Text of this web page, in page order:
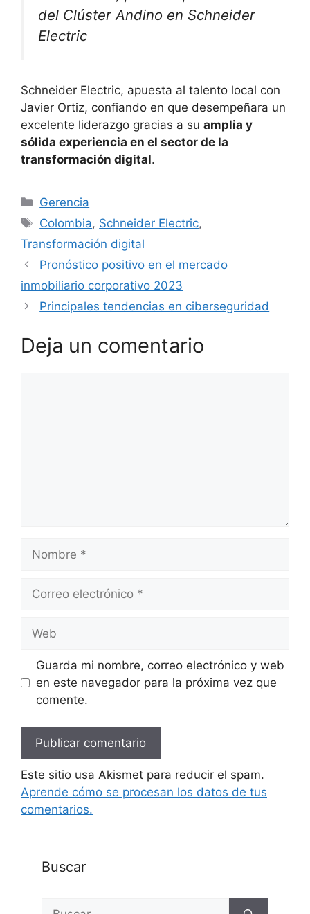
del Clúster Andino en Schneider
Electric
Schneider Electric, apuesta al talento local con
Javier Ortiz, confiando en que desempeñara un
excelente liderazgo gracias a su amplia y
sólida experiencia en el sector de la
transformación digital.
Categorías
Gerencia
Etiquetas
Colombia, Schneider Electric,
Transformación digital
Pronóstico positivo en el mercado
inmobiliario corporativo 2023
Principales tendencias en ciberseguridad
Deja un comentario
Nombre
Correo
Web
Guarda mi nombre, correo electrónico y web
en este navegador para la próxima vez que
comente.
Este sitio usa Akismet para reducir el spam.
Aprende cómo se procesan los datos de tus
comentarios.
Buscar
Buscar: